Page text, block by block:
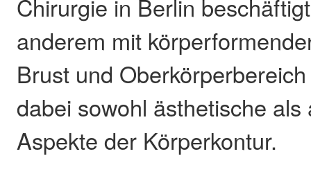
Chirurgie in Berlin
anderem mit
Brust und
dabei sowohl ästhetische
Aspekte der Körperkontur.